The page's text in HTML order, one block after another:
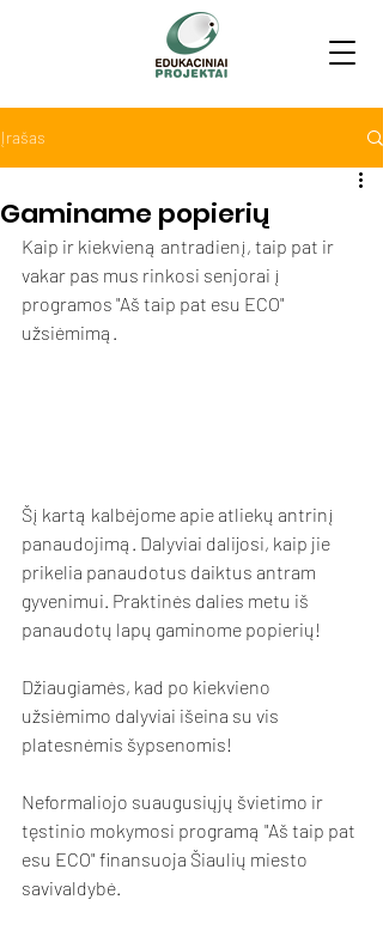
Įrašas
Gaminame popierių
Kaip ir kiekvieną antradienį, taip pat ir
vakar pas mus rinkosi senjorai į
programos "Aš taip pat esu ECO"
užsiėmimą.
Šį kartą kalbėjome apie atliekų antrinį
panaudojimą. Dalyviai dalijosi, kaip jie
prikelia panaudotus daiktus antram
gyvenimui. Praktinės dalies metu iš
panaudotų lapų gaminome popierių!
Džiaugiamės, kad po kiekvieno
užsiėmimo dalyviai išeina su vis
platesnėmis šypsenomis!
Neformaliojo suaugusiųjų švietimo ir
tęstinio mokymosi programą "Aš taip pat
esu ECO" finansuoja Šiaulių miesto
savivaldybė.